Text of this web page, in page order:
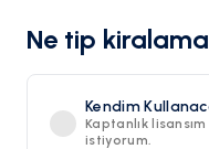
Ne tip
Kendim
Kaptanlık
istiyorum.